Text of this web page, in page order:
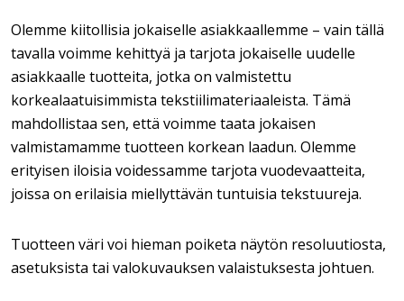
Olemme kiitollisia jokaiselle asiakkaallemme – vain tällä
tavalla voimme kehittyä ja tarjota jokaiselle uudelle
asiakkaalle tuotteita, jotka on valmistettu
korkealaatuisimmista tekstiilimateriaaleista. Tämä
mahdollistaa sen, että voimme taata jokaisen
valmistamamme tuotteen korkean laadun. Olemme
erityisen iloisia voidessamme tarjota vuodevaatteita,
joissa on erilaisia miellyttävän tuntuisia tekstuureja.
Tuotteen väri voi hieman poiketa näytön resoluutiosta,
asetuksista tai valokuvauksen valaistuksesta johtuen.